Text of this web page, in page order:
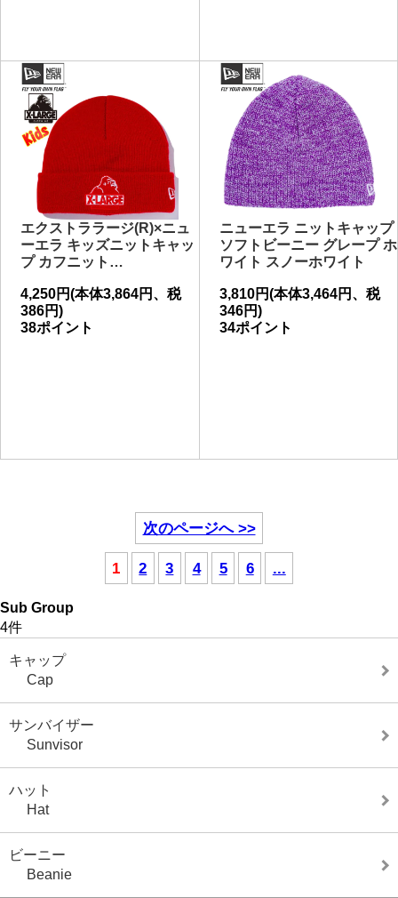
エクストララージ(R)×ニュ
ーエラ キッズニットキャッ
プ カフニット…
4,250円(本体3,864円、税
386円)
38ポイント
ニューエラ ニットキャップ
ソフトビーニー グレープ ホ
ワイト スノーホワイト
3,810円(本体3,464円、税
346円)
34ポイント
次のページへ >>
1 2 3 4 5 6 ...
Sub Group
4件
キャップ
Cap
サンバイザー
Sunvisor
ハット
Hat
ビーニー
Beanie